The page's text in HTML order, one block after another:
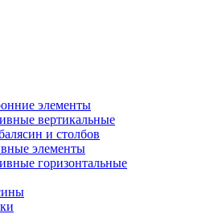
элементы
вертикальные
и столбов
элементы
горизонтальные